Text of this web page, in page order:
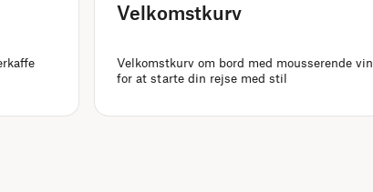
Velkomstkurv
Velkomstkurv om bord med mousserende vin
for at starte din rejse med stil